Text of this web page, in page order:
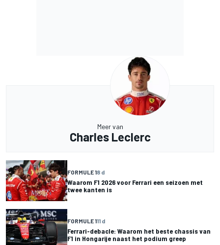
Meer van
Charles Leclerc
FORMULE 18 d
Waarom F1 2026 voor Ferrari een seizoen met
twee kanten is
FORMULE 111 d
Ferrari-debacle: Waarom het beste chassis van
F1 in Hongarije naast het podium greep